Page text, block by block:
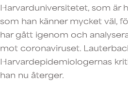
Harvarduniversitetet, som är
som han känner mycket väl,
har gått igenom och
mot coronaviruset.
Harvardepidemiologernas
han nu återger.